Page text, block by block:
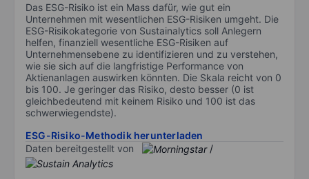
Das ESG-Risiko ist ein Mass dafür, wie gut ein
Unternehmen mit wesentlichen ESG-Risiken umgeht. Die
ESG-Risikokategorie von Sustainalytics soll Anlegern
helfen, finanziell wesentliche ESG-Risiken auf
Unternehmensebene zu identifizieren und zu verstehen,
wie sie sich auf die langfristige Performance von
Aktienanlagen auswirken könnten. Die Skala reicht von 0
bis 100. Je geringer das Risiko, desto besser (0 ist
gleichbedeutend mit keinem Risiko und 100 ist das
schwerwiegendste).
ESG-Risiko-Methodik herunterladen
Daten bereitgestellt von
/